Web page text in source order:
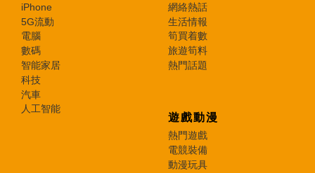
iPhone
5G流動
電腦
數碼
智能家居
科技
汽車
人工智能
網絡熱話
生活情報
筍買着數
旅遊筍料
熱門話題
遊戲動漫
熱門遊戲
電競裝備
動漫玩具